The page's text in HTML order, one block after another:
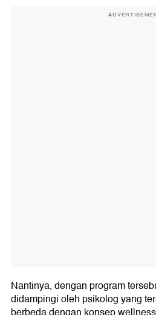
Nantinya, dengan program
didampingi oleh psikolog yang